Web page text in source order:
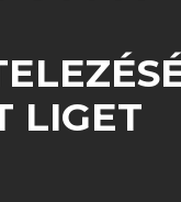
LIGET